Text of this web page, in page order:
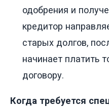
одобрения и
кредитор
старых долгов,
начинает платить
договору.
Когда требуется